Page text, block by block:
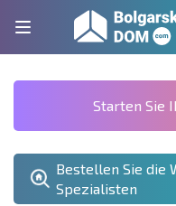
Starten Sie
Bestellen Sie die
Spezialisten